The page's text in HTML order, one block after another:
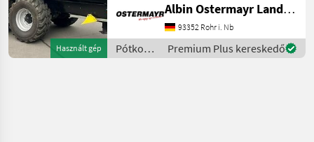
Használt gép
Betriebsumstellung. -
Aufsatzdreicke 300mm
vorne und hinten, mech.
AHK, Aufsatzwände 600mm
Albin Ostermayr Landmaschinenhandel e.K.
93352 Rohr i. Nb
Pótkocsik
/
Premium Plus kereskedő